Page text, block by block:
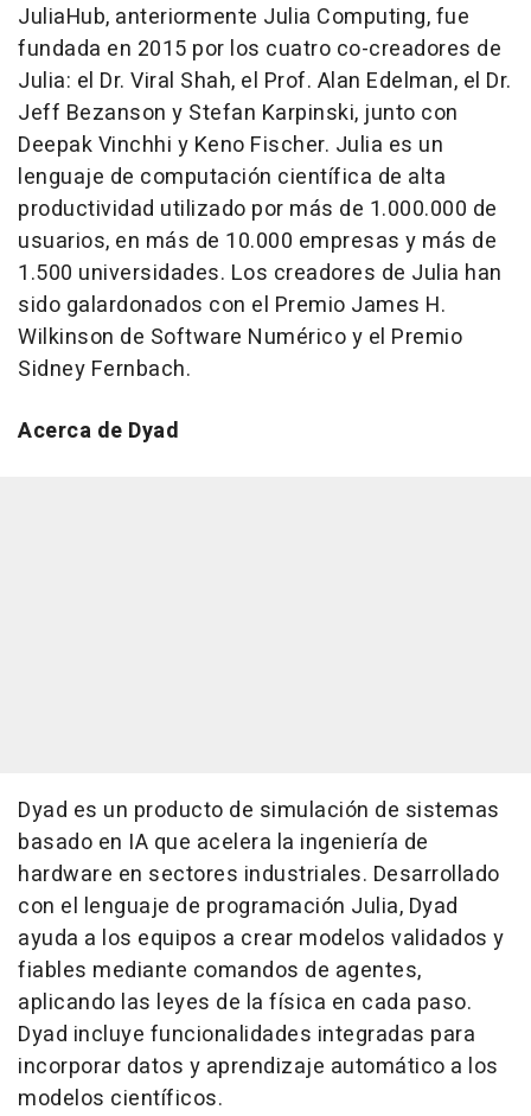
JuliaHub, anteriormente Julia Computing, fue
fundada en 2015 por los cuatro co-creadores de
Julia: el Dr. Viral Shah, el Prof. Alan Edelman, el Dr.
Jeff Bezanson y Stefan Karpinski, junto con
Deepak Vinchhi y Keno Fischer. Julia es un
lenguaje de computación científica de alta
productividad utilizado por más de 1.000.000 de
usuarios, en más de 10.000 empresas y más de
1.500 universidades. Los creadores de Julia han
sido galardonados con el Premio James H.
Wilkinson de Software Numérico y el Premio
Sidney Fernbach.
Acerca de Dyad
Dyad es un producto de simulación de sistemas
basado en IA que acelera la ingeniería de
hardware en sectores industriales. Desarrollado
con el lenguaje de programación Julia, Dyad
ayuda a los equipos a crear modelos validados y
fiables mediante comandos de agentes,
aplicando las leyes de la física en cada paso.
Dyad incluye funcionalidades integradas para
incorporar datos y aprendizaje automático a los
modelos científicos.